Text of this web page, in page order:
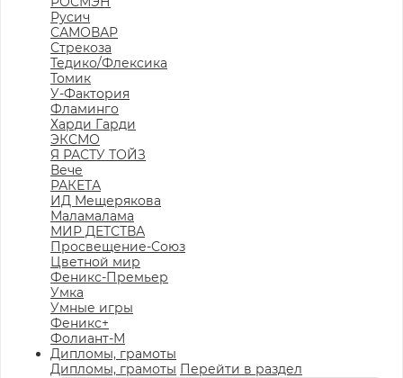
Русич
САМОВАР
Стрекоза
Тедико/Флексика
Томик
У-Фактория
Фламинго
Харди Гарди
ЭКСМО
Я РАСТУ ТОЙЗ
Вече
РАКЕТА
ИД Мещерякова
Маламалама
МИР ДЕТСТВА
Просвещение-Союз
Цветной мир
Феникс-Премьер
Умка
Умные игры
Феникс+
Фолиант-М
Дипломы, грамоты
Дипломы, грамоты Перейти в раздел